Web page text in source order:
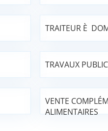
TRAITEUR È
TRAVAUX
VENTE
ALIMENTAIRES